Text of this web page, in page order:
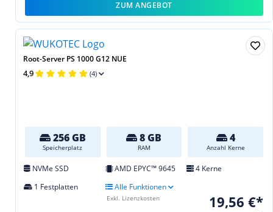
ZUM ANGEBOT
Root-Server PS 1000 G12 NUE
4,9 (4)
256 GB
Speicherplatz
8 GB
RAM
4
Anzahl Kerne
NVMe SSD AMD EPYC™ 9645
4 Kerne
1 Festplatten
Alle Funktionen
19,56 €*
Exkl. Lizenzkosten